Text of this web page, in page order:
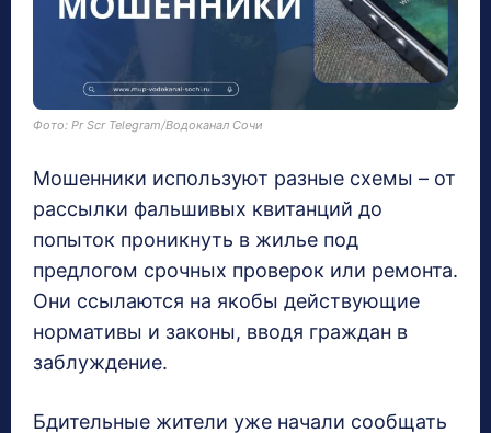
Фото: Pr Scr Telegram/Водоканал Сочи
Мошенники используют разные схемы – от
рассылки фальшивых квитанций до
попыток проникнуть в жилье под
предлогом срочных проверок или ремонта.
Они ссылаются на якобы действующие
нормативы и законы, вводя граждан в
заблуждение.
Бдительные жители уже начали сообщать